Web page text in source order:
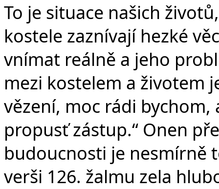
To je situace našich
kostele zaznívají hezké
vnímat reálně a jeho
mezi kostelem a životem
vězení, moc rádi
propusť zástup.“ Onen
budoucnosti je nesmírně
verši 126. žalmu zela